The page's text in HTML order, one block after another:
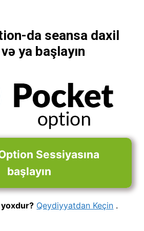
da seansa daxil
ya başlayın
Sessiyasına
başlayın
yoxdur? Qeydiyyatdan Keçin .